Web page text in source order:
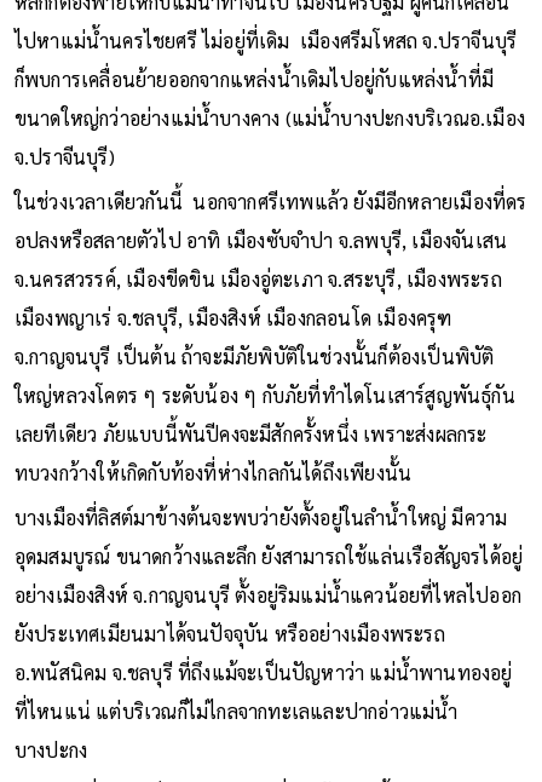
ไปหาแม่น้ำนครไชยศรี ไม่อยู่ที่เดิม เมืองศรีมโหสถ จ.ปราจีนบุรี
ก็พบการเคลื่อนย้ายออกจากแหล่งน้ำเดิมไปอยู่กับแหล่งน้ำที่มี
ขนาดใหญ่กว่าอย่างแม่น้ำบางคาง (แม่น้ำบางปะกงบริเวณอ.เมือง
จ.ปราจีนบุรี)
ในช่วงเวลาเดียวกันนี้ นอกจากศรีเทพแล้ว ยังมีอีกหลายเมืองที่ดร
อปลงหรือสลายตัวไป อาทิ เมืองซับจำปา จ.ลพบุรี, เมืองจันเสน
จ.นครสวรรค์, เมืองขีดขิน เมืองอู่ตะเภา จ.สระบุรี, เมืองพระรถ
เมืองพญาเร่ จ.ชลบุรี, เมืองสิงห์ เมืองกลอนโด เมืองครุฑ
จ.กาญจนบุรี เป็นต้น ถ้าจะมีภัยพิบัติในช่วงนั้นก็ต้องเป็นพิบัติ
ใหญ่หลวงโคตร ๆ ระดับน้อง ๆ กับภัยที่ทำไดโนเสาร์สูญพันธุ์กัน
เลยทีเดียว ภัยแบบนี้พันปีคงจะมีสักครั้งหนึ่ง เพราะส่งผลกระ
ทบวงกว้างให้เกิดกับท้องที่ห่างไกลกันได้ถึงเพียงนั้น
บางเมืองที่ลิสต์มาข้างต้นจะพบว่ายังตั้งอยู่ในลำน้ำใหญ่ มีความ
อุดมสมบูรณ์ ขนาดกว้างและลึก ยังสามารถใช้แล่นเรือสัญจรได้อยู่
อย่างเมืองสิงห์ จ.กาญจนบุรี ตั้งอยู่ริมแม่น้ำแควน้อยที่ไหลไปออก
ยังประเทศเมียนมาได้จนปัจจุบัน หรืออย่างเมืองพระรถ
อ.พนัสนิคม จ.ชลบุรี ที่ถึงแม้จะเป็นปัญหาว่า แม่น้ำพานทองอยู่
ที่ไหนแน่ แต่บริเวณก็ไม่ไกลจากทะเลและปากอ่าวแม่น้ำ
บางปะกง